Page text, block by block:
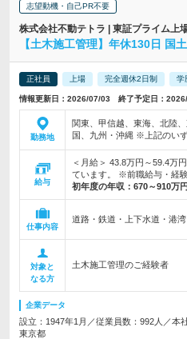
志望動機・自己PR不要
株式会社不動テトラ | 東証プライム上
【土木施工管理】年休130日 国
正社員 上場 完全週休2日制 学
情報更新日：2026/07/03 終了予定日：
勤務地
関東、甲信越、東海、北陸
国、九州・沖縄 ※上記のい
給与
＜月給＞ 43.8万円～59.4万
ています。 ※前職給与・経
初年度の年収： 670～910万円
仕事内容
道路・鉄道・上下水道・港
対象と
なる方
土木施工管理のご経験者
企業データ
設立：1947年1月／従業員数：992人／本
東京都